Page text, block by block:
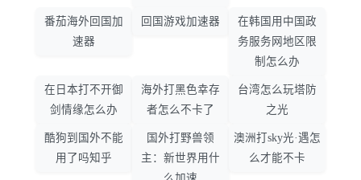
番茄海外回国加
速器
回国游戏加速器
在韩国用中国政
务服务网地区限
制怎么办
在日本打不开御
剑情缘怎么办
海外打黑色幸存
者怎么不卡了
台湾怎么玩塔防
之光
酷狗到国外不能
用了吗知乎
国外打野兽领
主：新世界用什
澳洲打sky光·遇怎
么才能不卡